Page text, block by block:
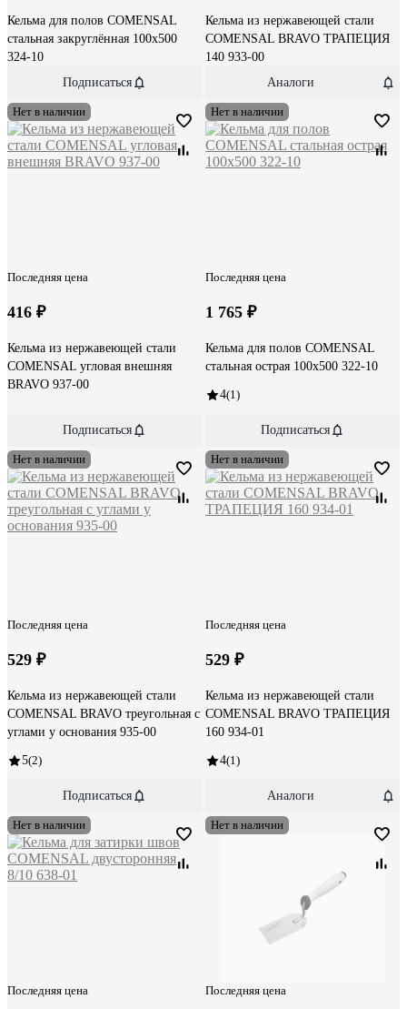
Кельма для полов COMENSAL
стальная закруглённая 100х500
324-10
Подписаться
Кельма из нержавеющей стали
COMENSAL BRAVO ТРАПЕЦИЯ
140 933-00
Аналоги
Нет в наличии
Последняя цена
416 ₽
Кельма из нержавеющей стали
COMENSAL угловая внешняя
BRAVO 937-00
Подписаться
Нет в наличии
Последняя цена
1 765 ₽
Кельма для полов COMENSAL
стальная острая 100х500 322-10
4(1)
Подписаться
Нет в наличии
Последняя цена
529 ₽
Кельма из нержавеющей стали
COMENSAL BRAVO треугольная с
углами у основания 935-00
5(2)
Подписаться
Нет в наличии
Последняя цена
529 ₽
Кельма из нержавеющей стали
COMENSAL BRAVO ТРАПЕЦИЯ
160 934-01
4(1)
Аналоги
Нет в наличии
Последняя цена
Нет в наличии
Последняя цена